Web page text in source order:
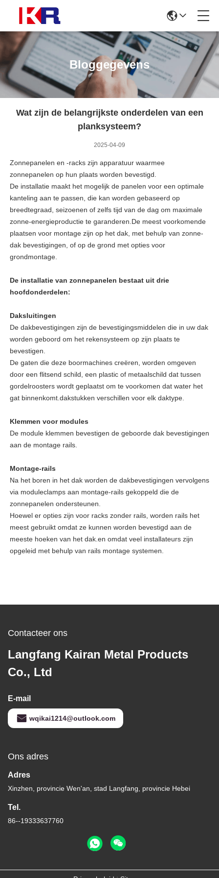
Bloggegevens
Wat zijn de belangrijkste onderdelen van een
planksysteem?
2025-04-09
Zonnepanelen en -racks zijn apparatuur waarmee
zonnepanelen op hun plaats worden bevestigd.
De installatie maakt het mogelijk de panelen voor een optimale
kanteling aan te passen, die kan worden gebaseerd op
breedtegraad, seizoenen of zelfs tijd van de dag om maximale
zonne-energieproductie te garanderen.De meest voorkomende
plaatsen voor montage zijn op het dak, met behulp van zonne-
dak bevestigingen, of op de grond met opties voor
grondmontage.
De installatie van zonnepanelen bestaat uit drie
hoofdonderdelen:
Daksluitingen
De dakbevestigingen zijn de bevestigingsmiddelen die in uw dak
worden geboord om het rekensysteem op zijn plaats te
bevestigen.
De gaten die deze boormachines creëren, worden omgeven
door een flitsend schild, een plastic of metaalschild dat tussen
gordelroosters wordt geplaatst om te voorkomen dat water het
gat binnenkomt.dakstukken verschillen voor elk daktype.
Klemmen voor modules
De module klemmen bevestigen de geboorde dak bevestigingen
aan de montage rails.
Montage-rails
Na het boren in het dak worden de dakbevestigingen vervolgens
via moduleclamps aan montage-rails gekoppeld die de
zonnepanelen ondersteunen.
Hoewel er opties zijn voor racks zonder rails, worden rails het
meest gebruikt omdat ze kunnen worden bevestigd aan de
meeste hoeken van het dak.en omdat veel installateurs zijn
opgeleid met behulp van rails montage systemen.
Contacteer ons
Langfang Kairan Metal Products
Co., Ltd
E-mail
wqikai1214@outlook.com
Ons adres
Adres
Xinzhen, provincie Wen'an, stad Langfang, provincie Hebei
Tel.
86--19333637760